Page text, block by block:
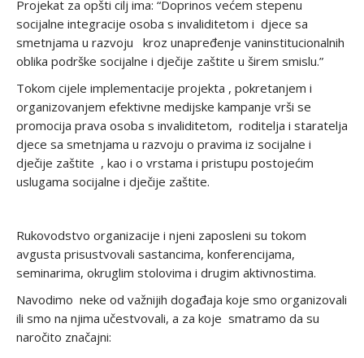
Projekat za opšti cilj ima: “Doprinos većem stepenu
socijalne integracije osoba s invaliditetom i djece sa
smetnjama u razvoju kroz unapređenje vaninstitucionalnih
oblika podrške socijalne i dječije zaštite u širem smislu.”
Tokom cijele implementacije projekta , pokretanjem i
organizovanjem efektivne medijske kampanje vrši se
promocija prava osoba s invaliditetom, roditelja i staratelja
djece sa smetnjama u razvoju o pravima iz socijalne i
dječije zaštite , kao i o vrstama i pristupu postojećim
uslugama socijalne i dječije zaštite.
Rukovodstvo organizacije i njeni zaposleni su tokom
avgusta prisustvovali sastancima, konferencijama,
seminarima, okruglim stolovima i drugim aktivnostima.
Navodimo neke od važnijih događaja koje smo organizovali
ili smo na njima učestvovali, a za koje smatramo da su
naročito značajni: